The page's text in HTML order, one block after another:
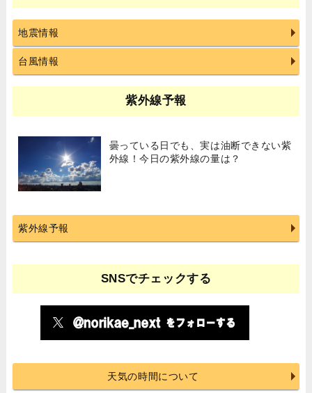
地震情報
台風情報
紫外線予報
曇っている日でも、実は油断できない紫
外線！今日の紫外線の量は？
紫外線予報
SNSでチェックする
天気の時間について